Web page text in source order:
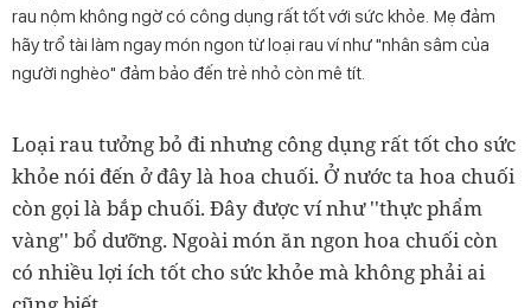
rau nộm không ngờ có công dụng rất tốt với sức khỏe. Mẹ đảm
hãy trổ tài làm ngay món ngon từ loại rau ví như "nhân sâm của
người nghèo" đảm bảo đến trẻ nhỏ còn mê tít.
Loại rau tưởng bỏ đi nhưng công dụng rất tốt cho sức
khỏe nói đến ở đây là hoa chuối. Ở nước ta hoa chuối
còn gọi là bắp chuối. Đây được ví như ''thực phẩm
vàng'' bổ dưỡng. Ngoài món ăn ngon hoa chuối còn
có nhiều lợi ích tốt cho sức khỏe mà không phải ai